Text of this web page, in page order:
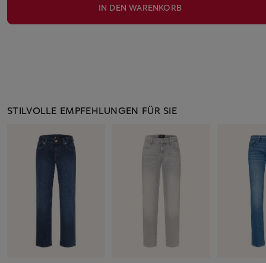
IN DEN WARENKORB
STILVOLLE EMPFEHLUNGEN FÜR SIE